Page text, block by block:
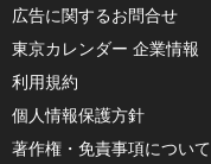
広告に関するお問合せ
東京カレンダー 企業情報
利用規約
個人情報保護方針
著作権・免責事項について